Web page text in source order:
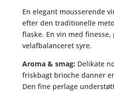
-
Günter
Gindorf
antal
En elegant mousserende
efter den traditionelle
flaske. En vin med
velafbalanceret syre.
Aroma & smag: Delikate
friskbagt brioche danner
Den fine perlage